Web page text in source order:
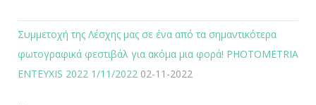
Συμμετοχή της Λέσχης μας σε ένα από τα σημαντικότερα
φωτογραφικά φεστιβάλ για ακόμα μια φορά! PHOTOMETRIA
ENTEYXIS 2022 1/11/2022 02-11-2022